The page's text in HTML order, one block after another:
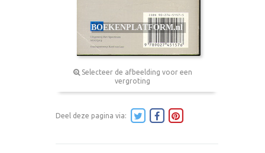
Selecteer de afbeelding voor een
vergroting
Deel deze pagina via: